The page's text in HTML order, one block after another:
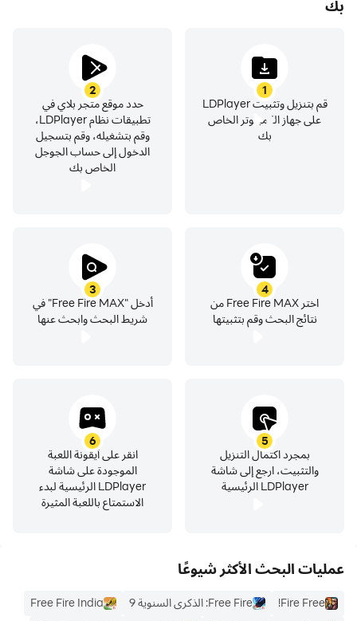
[فريق من 4 لاعبين مع دردشة صوتية داخل اللعبة]
الأولى. لبِّ نداء الواجب، قد أصدقاءك نحو النصر وكونوا آخر فريق
يصمد في القمة.
[كلاش سكواد]
طور لعب سريع 4 ضد 4! أدِر اقتصادك، اشترِ الأسلحة، واهزم فريق
خدمة العملاء: https://ffsupport.garena.com/hc/en-us
بك
1
قم بتنزيل وتثبيت LDPlayer
على جهاز الكمبيوتر الخاص
بك
2
حدد موقع متجر بلاي في
تطبيقات نظام LDPlayer،
وقم بتشغيله، وقم بتسجيل
الدخول إلى حساب الجوجل
الخاص بك
3
أدخل "Free Fire MAX" في
شريط البحث وابحث عنها
4
اختر Free Fire MAX من
نتائج البحث وقم بتثبيتها
5
بمجرد اكتمال التنزيل
والتثبيت، ارجع إلى شاشة
LDPlayer الرئيسية
6
انقر على أيقونة اللعبة
الموجودة على شاشة
LDPlayer الرئيسية لبدء
الاستمتاع باللعبة المثيرة
عمليات البحث الأكثر شيوعًا
Fire Free! Free Fire: الذكرى السنوية 9
Free Fire India